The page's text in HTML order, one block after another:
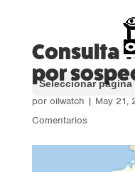
Seleccionar página
Consulta
por
por oilwatch | May 21,
Comentarios